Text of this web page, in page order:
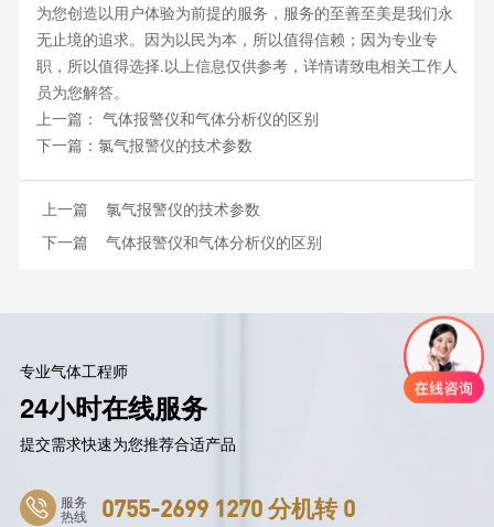
为您创造以用户体验为前提的服务，服务的至善至美是我们永
无止境的追求。因为以民为本，所以值得信赖；因为专业专
职，所以值得选择.以上信息仅供参考，详情请致电相关工作人
员为您解答。
上一篇： 气体报警仪和气体分析仪的区别
下一篇： 氯气报警仪的技术参数
上一篇 氯气报警仪的技术参数
下一篇 气体报警仪和气体分析仪的区别
专业气体工程师
24小时在线服务
提交需求快速为您推荐合适产品
服务
热线 0755-2699 1270 分机转 0